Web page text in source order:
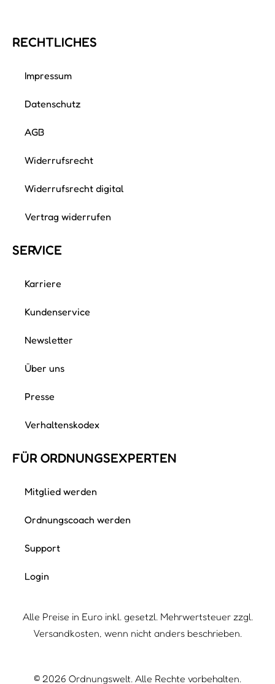
RECHTLICHES
Impressum
Datenschutz
AGB
Widerrufsrecht
Widerrufsrecht digital
Vertrag widerrufen
SERVICE
Karriere
Kundenservice
Newsletter
Über uns
Presse
Verhaltenskodex
FÜR ORDNUNGS­EXPERTEN
Mitglied werden
Ordnungscoach werden
Support
Login
Alle Preise in Euro inkl. gesetzl. Mehrwertsteuer zzgl.
Versandkosten, wenn nicht anders beschrieben.
© 2026 Ordnungswelt. Alle Rechte vorbehalten.